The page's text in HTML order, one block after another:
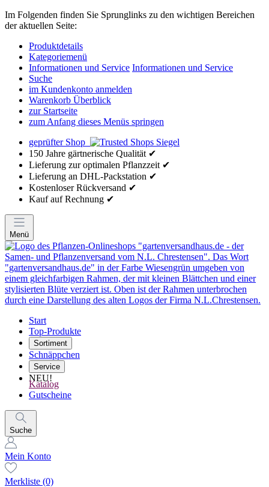
Im Folgenden finden Sie Sprunglinks zu den wichtigen Bereichen
der aktuellen Seite:
Produktdetails
Kategoriemenü
Informationen und Service Informationen und Service
Suche
im Kundenkonto anmelden
Warenkorb Überblick
zur Startseite
zum Anfang dieses Menüs springen
geprüfter Shop
150 Jahre gärtnerische Qualität ✔
Lieferung zur optimalen Pflanzzeit ✔
Lieferung an DHL-Packstation ✔
Kostenloser Rückversand ✔
Kauf auf Rechnung ✔
Menü
Start
Top-Produkte
Sortiment
Schnäppchen
Service
NEU!
Katalog
Gutscheine
Suche
Mein Konto
Merkliste (0)